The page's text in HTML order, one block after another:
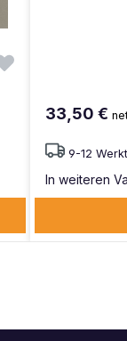
33,50 €
9-12
In weiteren